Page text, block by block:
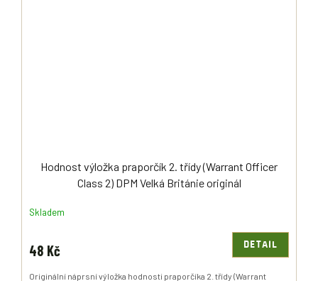
Hodnost výložka praporčík 2. třídy (Warrant Officer
Class 2) DPM Velká Británie originál
Skladem
48 Kč DETAIL
Originální náprsní výložka hodnosti praporčíka 2. třídy (Warrant